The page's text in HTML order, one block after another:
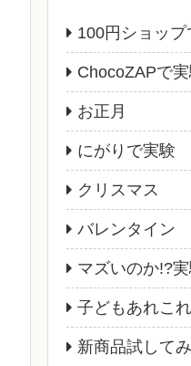
100円ショップ
ChocoZAPで
お正月
にがりで実験
クリスマス
バレンタイン
マズいのか!?
子どもあれこれ
新商品試して